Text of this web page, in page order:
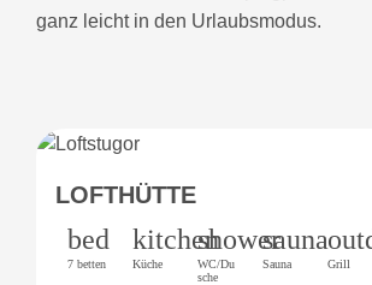
ganz leicht in den Urlaubsmodus.
LOFTHÜTTE
bed
7 betten
kitchen
Küche
shower
WC/Du
sche
sauna
Sauna Grill